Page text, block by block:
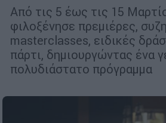
Από τις 5 έως τις 15
φιλοξένησε πρεμιέρες,
masterclasses, ειδικές
πάρτι, δημιουργώντας ένα
πολυδιάστατο πρόγραμμα